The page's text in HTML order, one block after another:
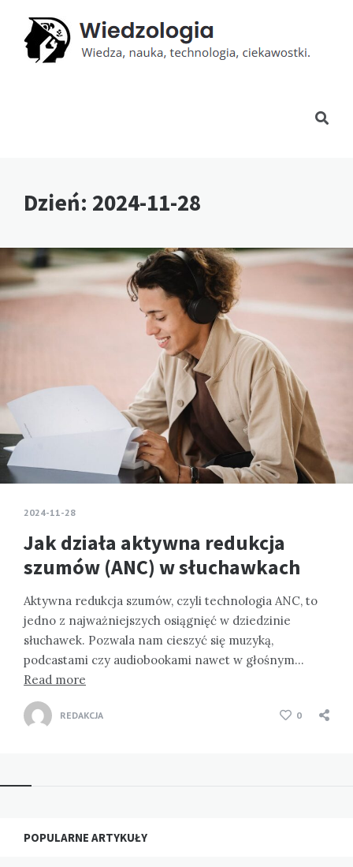
Dzień: 2024-11-28
2024-11-28
Jak działa aktywna redukcja
szumów (ANC) w słuchawkach
Aktywna redukcja szumów, czyli technologia ANC, to
jedno z najważniejszych osiągnięć w dziedzinie
słuchawek. Pozwala nam cieszyć się muzyką,
podcastami czy audiobookami nawet w głośnym…
Read more
REDAKCJA 0
Widgets
POPULARNE ARTYKUŁY